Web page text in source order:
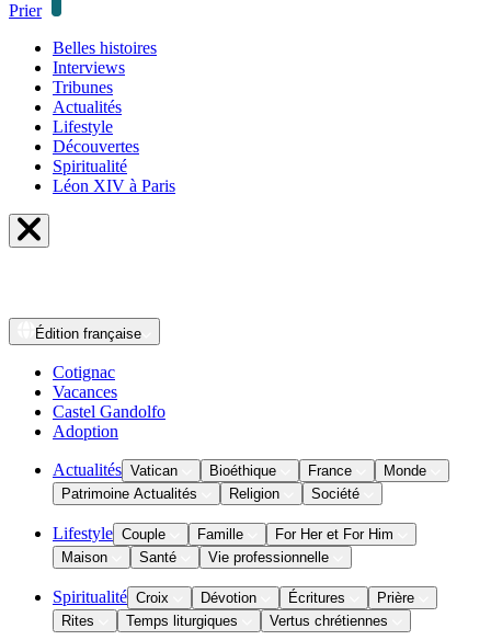
Prier
Belles histoires
Interviews
Tribunes
Actualités
Lifestyle
Découvertes
Spiritualité
Léon XIV à Paris
Édition française
Cotignac
Vacances
Castel Gandolfo
Adoption
Actualités Vatican Bioéthique France
Monde
Patrimoine Actualités
Religion Société
Lifestyle Couple Famille
For Her et For Him
Maison
Santé Vie professionnelle
Spiritualité Croix Dévotion Écritures
Prière
Rites
Temps liturgiques Vertus chrétiennes